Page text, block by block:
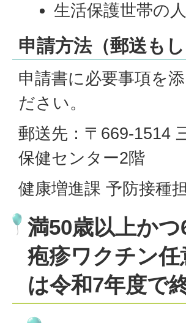
生活保護世帯の
申請方法（郵送も
申請書に必要事項を
ださい。
郵送先：〒669-1514
保健センター2階
健康増進課 予防接種
満50歳以上か
疱疹ワクチン
は令和7年度で